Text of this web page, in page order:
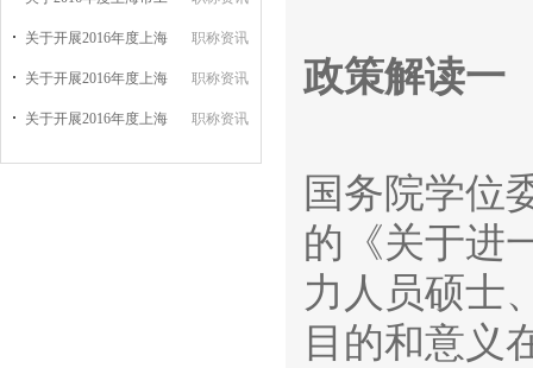
关于开展2016年度上海 职称资讯
关于开展2016年度上海 职称资讯
关于开展2016年度上海 职称资讯
政策解读一
国务院学位
的《关于进
力人员硕士
目的和意义